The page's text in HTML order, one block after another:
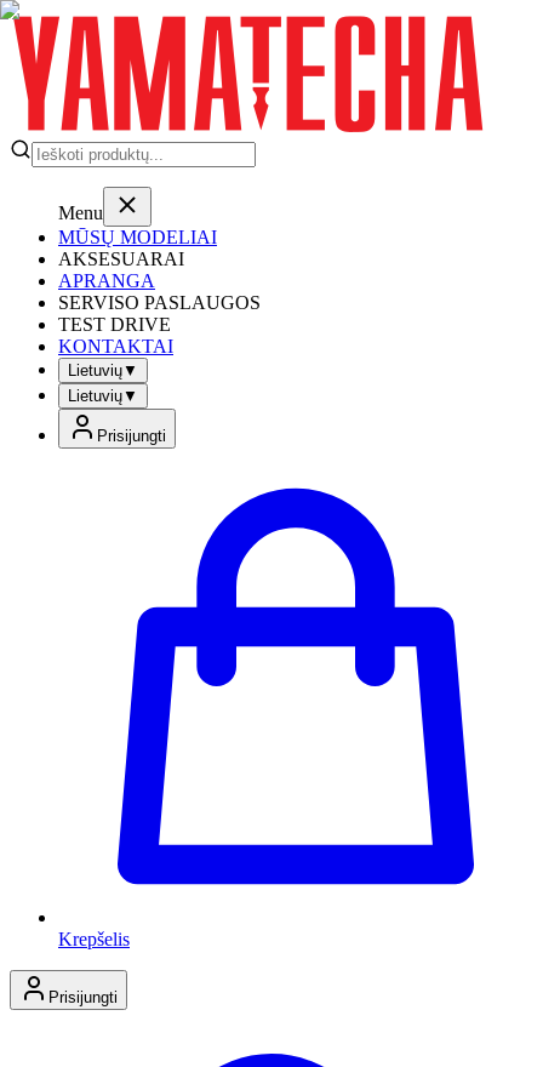
Menu
MŪSŲ MODELIAI
AKSESUARAI
APRANGA
SERVISO PASLAUGOS
TEST DRIVE
KONTAKTAI
Lietuvių▼
Lietuvių▼
Prisijungti
Krepšelis
Prisijungti